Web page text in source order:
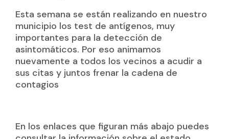
Esta semana se están realizando en nuestro
municipio los test de antígenos, muy
importantes para la detección de
asintomáticos. Por eso animamos
nuevamente a todos los vecinos a acudir a
sus citas y juntos frenar la cadena de
contagios
En los enlaces que figuran más abajo puedes